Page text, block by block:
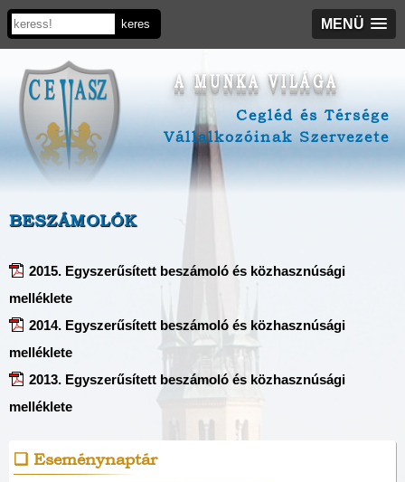
MENÜ
A MUNKA VILÁGA
Cegléd és Térsége
Vállalkozóinak Szervezete
BESZÁMOLÓK
2015. Egyszerűsített beszámoló és közhasznúsági
melléklete
2014. Egyszerűsített beszámoló és közhasznúsági
melléklete
2013. Egyszerűsített beszámoló és közhasznúsági
melléklete
Eseménynaptár